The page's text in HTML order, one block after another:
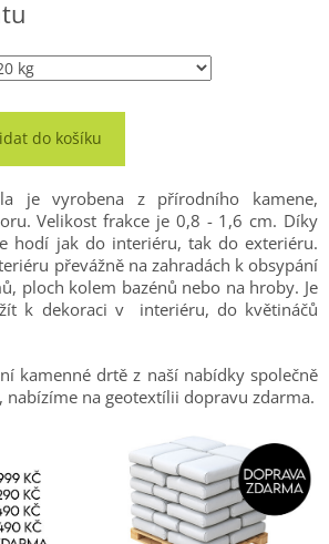
do košíku
je vyrobena z přírodního kamene,
Velikost frakce je 0,8 - 1,6 cm. Díky
hodí jak do interiéru, tak do exteriéru.
převážně na zahradách k obsypání
ploch kolem bazénů nebo na hroby. Je
k dekoraci v interiéru, do květináčů
kamenné drtě z naší nabídky společně
, nabízíme na geotextílii dopravu zdarma.